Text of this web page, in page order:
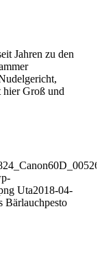
Jahren zu den
hier Groß und
Uta2018-04-
Bärlauchpesto